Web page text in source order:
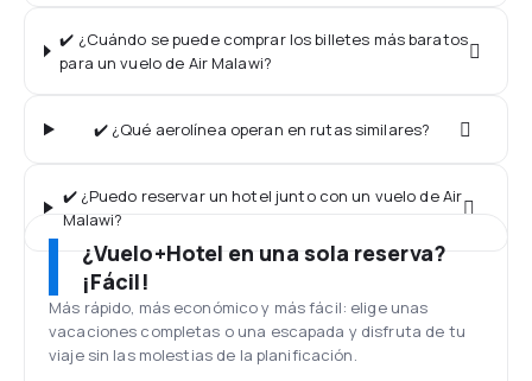
✔️ ¿Cuándo se puede comprar los billetes más baratos
para un vuelo de Air Malawi?
✔️ ¿Qué aerolínea operan en rutas similares?
✔️ ¿Puedo reservar un hotel junto con un vuelo de Air
Malawi?
¿Vuelo+Hotel en una sola reserva?
¡Fácil!
Más rápido, más económico y más fácil: elige unas
vacaciones completas o una escapada y disfruta de tu
viaje sin las molestias de la planificación.